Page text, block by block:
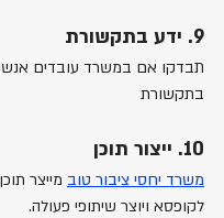
9. ידע בתקשורת
תבדקו אם במשרד עובדים
בתקשורת
10. ייצור תוכן
משרד יחסי ציבור טוב מייצר
לקופסא ויוצר שיתופי פעולה.